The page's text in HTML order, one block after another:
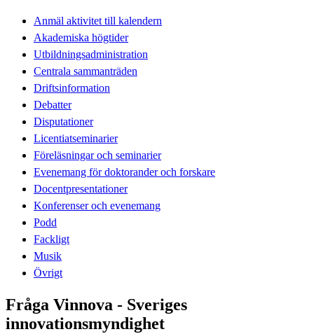
Anmäl aktivitet till kalendern
Akademiska högtider
Utbildningsadministration
Centrala sammanträden
Driftsinformation
Debatter
Disputationer
Licentiatseminarier
Föreläsningar och seminarier
Evenemang för doktorander och forskare
Docentpresentationer
Konferenser och evenemang
Podd
Fackligt
Musik
Övrigt
Fråga Vinnova - Sveriges
innovationsmyndighet